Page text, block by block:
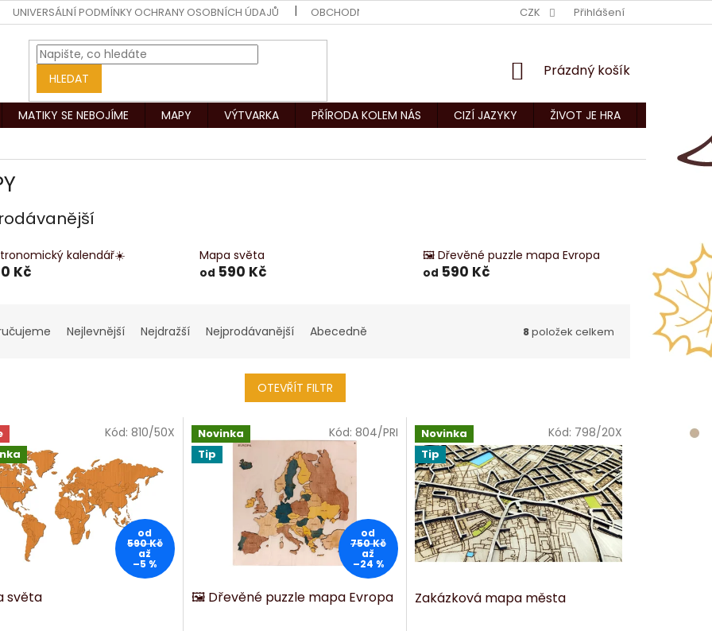
UNIVERSÁLNÍ PODMÍNKY OCHRANY OSOBNÍCH ÚDAJŮ OBCHODNÍ PODMÍNKY CZK Přihlášení
HLEDAT
NÁKUPNÍ
Prázdný košík
MATIKY SE NEBOJÍME MAPY VÝTVARKA PŘÍRODA KOLEM NÁS CIZÍ JAZYKY ŽIVOT JE HRA
kalendář☀️
Kč
Mapa světa
od 590 Kč
🖼️ Dřevěné puzzle mapa Evropa
od 590 Kč
Nejlevnější Nejdražší Nejprodávanější Abecedně 8položek celkem
OTEVŘÍT FILTR
od
590 Kč
až
–5 %
světa
Kód: 810/50X
Novinka
Tip
od
750 Kč
až
–24 %
🖼️ Dřevěné puzzle mapa Evropa
Kód: 804/PRI
Novinka
Tip
Zakázková mapa města
Kód: 798/20X